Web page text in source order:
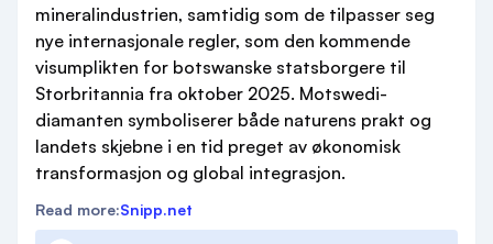
mineralindustrien, samtidig som de tilpasser seg
nye internasjonale regler, som den kommende
visumplikten for botswanske statsborgere til
Storbritannia fra oktober 2025. Motswedi-
diamanten symboliserer både naturens prakt og
landets skjebne i en tid preget av økonomisk
transformasjon og global integrasjon.
Read more:Snipp.net